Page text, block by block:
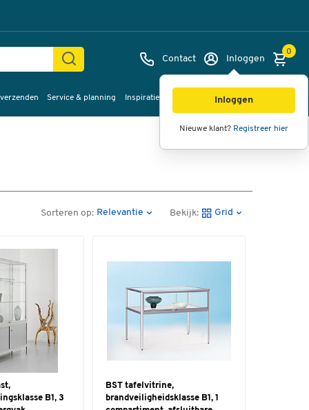
Contact Inloggen
Inloggen
Nieuwe klant? Registreer hier
0
Service & planning Inspiratie
Sorteren op: Relevantie Bekijk: Grid
B1, 3
BST tafelvitrine,
brandveiligheidsklasse B1, 1